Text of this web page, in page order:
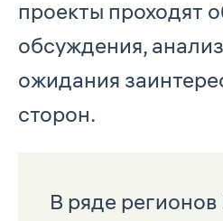
проекты проходят
обсуждения,
ожидания
сторон.
В ряде